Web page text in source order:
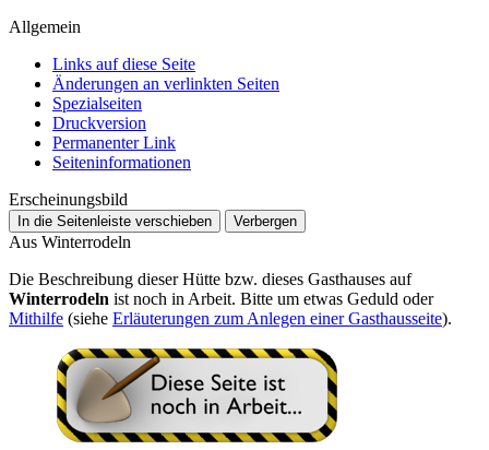
Allgemein
Links auf diese Seite
Änderungen an verlinkten Seiten
Spezialseiten
Druckversion
Permanenter Link
Seiten­­informationen
Erscheinungsbild
In die Seitenleiste verschieben Verbergen
Aus Winterrodeln
Die Beschreibung dieser Hütte bzw. dieses Gasthauses auf
Winterrodeln ist noch in Arbeit. Bitte um etwas Geduld oder
Mithilfe (siehe Erläuterungen zum Anlegen einer Gasthausseite).